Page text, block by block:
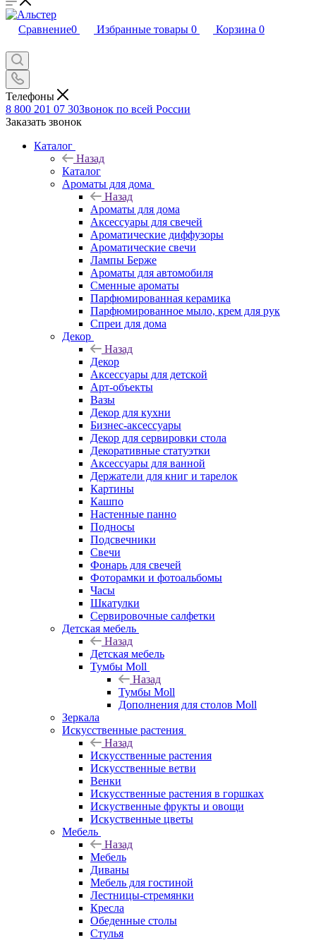
Сравнение0 Избранные товары 0 Корзина 0
Телефоны
8 800 201 07 30Звонок по всей России
Заказать звонок
Каталог
Назад
Каталог
Ароматы для дома
Назад
Ароматы для дома
Аксессуары для свечей
Ароматические диффузоры
Ароматические свечи
Лампы Берже
Ароматы для автомобиля
Сменные ароматы
Парфюмированная керамика
Парфюмированное мыло, крем для рук
Спреи для дома
Декор
Назад
Декор
Аксессуары для детской
Арт-объекты
Вазы
Декор для кухни
Бизнес-аксессуары
Декор для сервировки стола
Декоративные статуэтки
Аксессуары для ванной
Держатели для книг и тарелок
Картины
Кашпо
Настенные панно
Подносы
Подсвечники
Свечи
Фонарь для свечей
Фоторамки и фотоальбомы
Часы
Шкатулки
Сервировочные салфетки
Детская мебель
Назад
Детская мебель
Тумбы Moll
Назад
Тумбы Moll
Дополнения для столов Moll
Зеркала
Искусственные растения
Назад
Искусственные растения
Искусственные ветви
Венки
Искусственные растения в горшках
Искуственные фрукты и овощи
Искуственные цветы
Мебель
Назад
Мебель
Диваны
Мебель для гостиной
Лестницы-стремянки
Кресла
Обеденные столы
Стулья